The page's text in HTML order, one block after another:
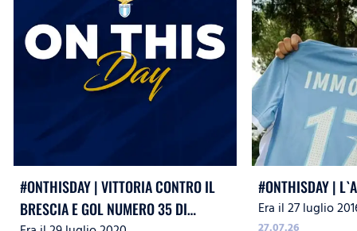
#ONTHISDAY | VITTORIA CONTRO IL
BRESCIA E GOL NUMERO 35 DI
#ONTHISDAY |
Era il 27 luglio